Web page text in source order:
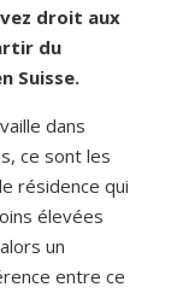
droit aux
du
Suisse.
dans
ce sont les
résidence qui
élevées
un
entre ce